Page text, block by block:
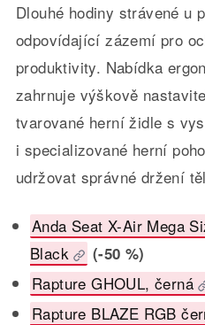
Dlouhé hodiny strávené u
odpovídající zázemí pro
produktivity. Nabídka
zahrnuje výškově
tvarované herní židle s
i specializované herní
udržovat správné držení
Anda Seat X-Air Mega
Black
(-50 %)
Rapture GHOUL, černá
Rapture BLAZE RGB